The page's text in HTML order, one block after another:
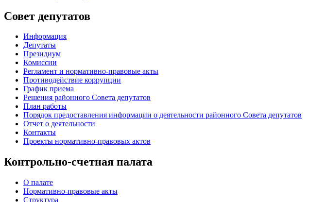
Совет депутатов
Информация
Депутаты
Президиум
Комиссии
Регламент и нормативно-правовые акты
Противодействие коррупции
График приема
Решения районного Совета депутатов
План работы
Порядок предоставления информации о деятельности районного Совета депутатов
Отчет о деятельности
Контакты
Проекты нормативно-правовых актов
Контрольно-счетная палата
О палате
Нормативно-правовые акты
Структура